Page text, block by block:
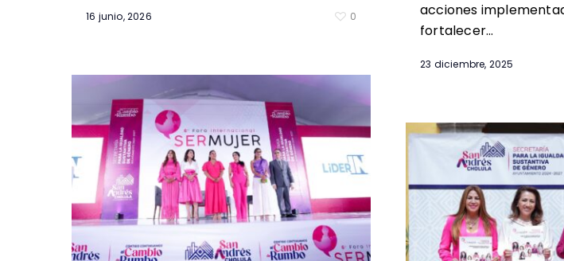
16 junio, 2026 0
acciones
fortalecer…
23 diciembre, 2025